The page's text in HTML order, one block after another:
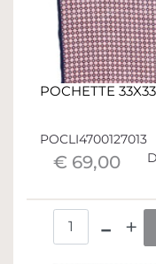
POCHETTE
POCLI4700127013
€ 69,00